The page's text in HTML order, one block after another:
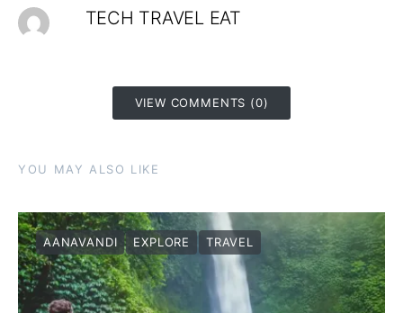
TECH TRAVEL EAT
VIEW COMMENTS (0)
YOU MAY ALSO LIKE
AANAVANDI EXPLORE TRAVEL